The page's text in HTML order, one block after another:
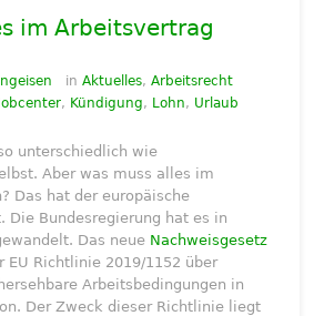
im Arbeitsvertrag
inAktuelles,Arbeitsrecht
, Kündigung, Lohn, Urlaub
unterschiedlich wie
Aber was muss alles im
Das hat der europäische
Die Bundesregierung hat es in
Das neue Nachweisgesetz
EU Richtlinie 2019/1152 über
Arbeitsbedingungen in
Der Zweck dieser Richtlinie liegt